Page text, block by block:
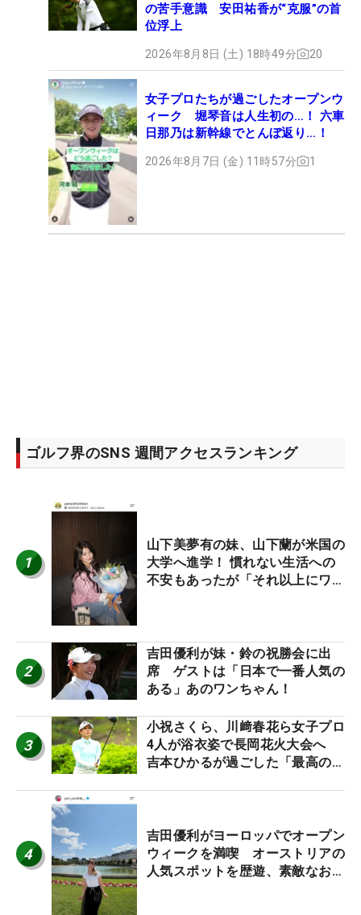
の苦手意識 安田祐香が“克服”の首
位浮上
2026年8月8日 (土) 18時49分 20
女子プロたちが過ごしたオープンウ
ィーク 堀琴音は人生初の…！ 六車
日那乃は新幹線でとんぼ返り…！
2026年8月7日 (金) 11時57分 1
ゴルフ界のSNS 週間アクセスランキング
1
山下美夢有の妹、山下蘭が米国の
大学へ進学！ 慣れない生活への
不安もあったが「それ以上にワク
2
吉田優利が妹・鈴の祝勝会に出
席 ゲストは「日本で一番人気の
ある」あのワンちゃん！
3
小祝さくら、川﨑春花ら女子プロ
4人が浴衣姿で長岡花火大会へ
吉本ひかるが過ごした「最高の夏
4
吉田優利がヨーロッパでオープン
ウィークを満喫 オーストリアの
人気スポットを歴遊、素敵なお土